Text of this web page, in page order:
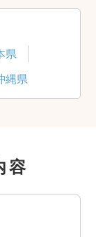
県
縄県
容